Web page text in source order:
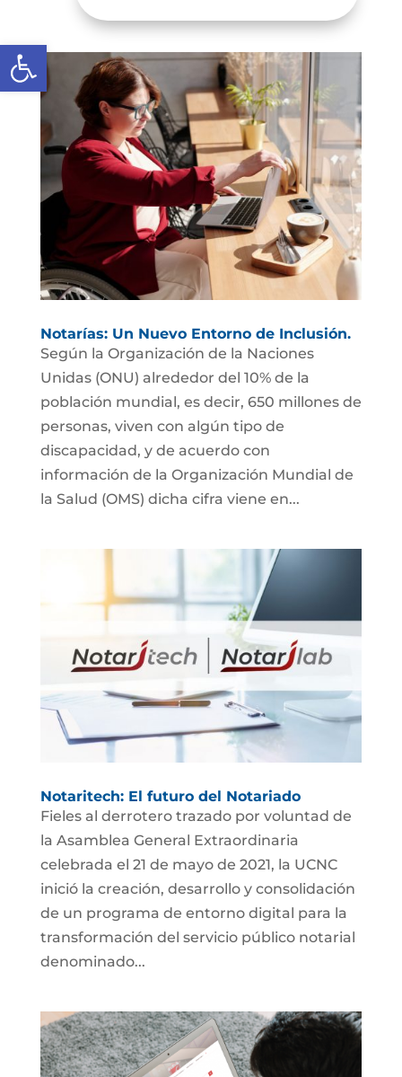
Abrir barra de herramientas
Notarías: Un Nuevo Entorno de Inclusión.
Según la Organización de la Naciones
Unidas (ONU) alrededor del 10% de la
población mundial, es decir, 650 millones de
personas, viven con algún tipo de
discapacidad, y de acuerdo con
información de la Organización Mundial de
la Salud (OMS) dicha cifra viene en...
Notaritech: El futuro del Notariado
Fieles al derrotero trazado por voluntad de
la Asamblea General Extraordinaria
celebrada el 21 de mayo de 2021, la UCNC
inició la creación, desarrollo y consolidación
de un programa de entorno digital para la
transformación del servicio público notarial
denominado...